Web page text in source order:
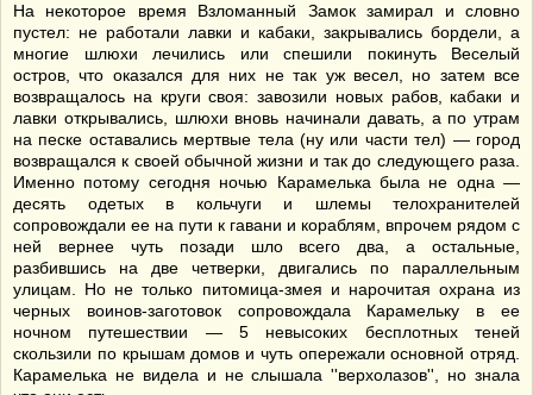
На некоторое время Взломанный Замок замирал и словно
пустел: не работали лавки и кабаки, закрывались бордели, а
многие шлюхи лечились или спешили покинуть Веселый
остров, что оказался для них не так уж весел, но затем все
возвращалось на круги своя: завозили новых рабов, кабаки и
лавки открывались, шлюхи вновь начинали давать, а по утрам
на песке оставались мертвые тела (ну или части тел) — город
возвращался к своей обычной жизни и так до следующего раза.
Именно потому сегодня ночью Карамелька была не одна —
десять одетых в кольчуги и шлемы телохранителей
сопровождали ее на пути к гавани и кораблям, впрочем рядом с
ней вернее чуть позади шло всего два, а остальные,
разбившись на две четверки, двигались по параллельным
улицам. Но не только питомица-змея и нарочитая охрана из
черных воинов-заготовок сопровождала Карамельку в ее
ночном путешествии — 5 невысоких бесплотных теней
скользили по крышам домов и чуть опережали основной отряд.
Карамелька не видела и не слышала ''верхолазов'', но знала